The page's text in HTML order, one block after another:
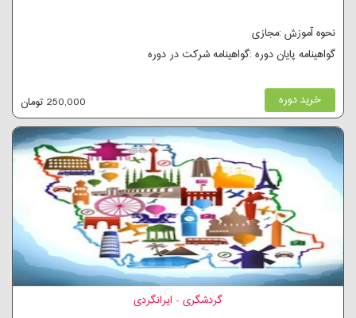
نحوه آموزش :مجازی
گواهینامه پایان دوره :گواهینامه شرکت در دوره
خرید دوره 250,000 تومان
گردشگری - ایرانگردی